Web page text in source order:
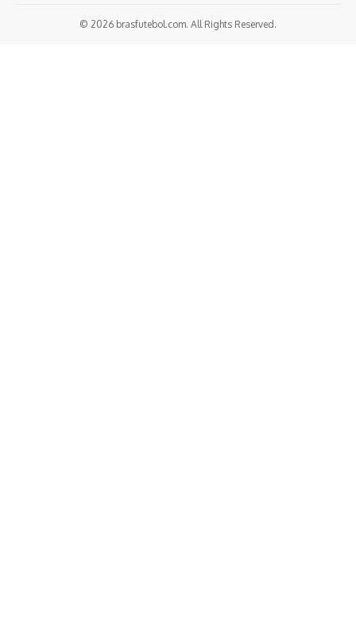
© 2026 brasfutebol.com. All Rights Reserved.